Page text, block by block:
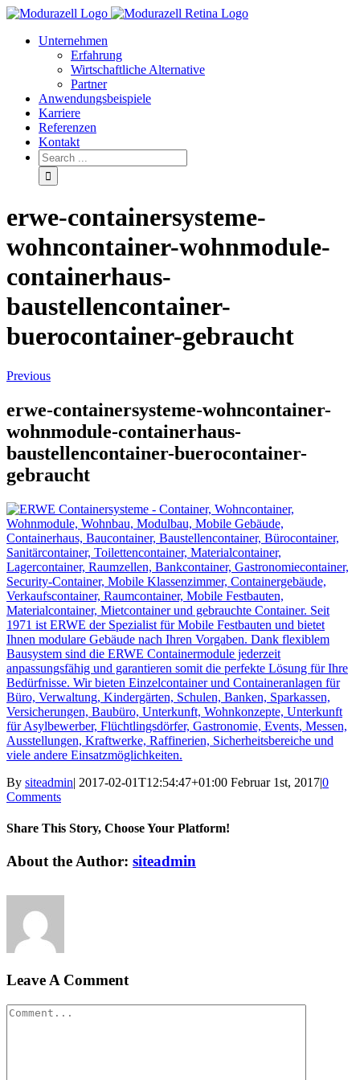
Unternehmen
Erfahrung
Wirtschaftliche Alternative
Partner
Anwendungsbeispiele
Karriere
Referenzen
Kontakt
erwe-containersysteme-
wohncontainer-wohnmodule-
containerhaus-
baustellencontainer-
buerocontainer-gebraucht
Previous
erwe-containersysteme-wohncontainer-
wohnmodule-containerhaus-
baustellencontainer-buerocontainer-
gebraucht
By siteadmin| 2017-02-01T12:54:47+01:00 Februar 1st, 2017|0
Comments
Share This Story, Choose Your Platform!
Facebook
Twitter
Linkedin
Reddit
Tumblr
Google+
Pinterest
Vk
Email
About the Author: siteadmin
Leave A Comment
Comment